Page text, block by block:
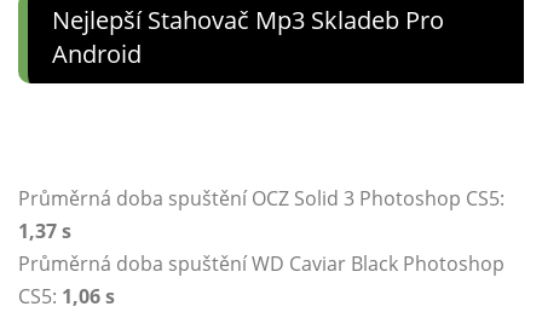
Nejlepší Stahovač Mp3 Skladeb Pro
Android
Průměrná doba spuštění OCZ Solid 3 Photoshop CS5:
1,37 s
Průměrná doba spuštění WD Caviar Black Photoshop
CS5: 1,06 s